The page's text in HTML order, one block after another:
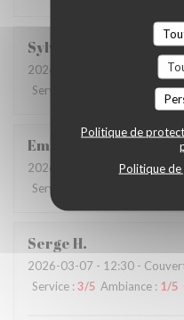
Politique de
Politique de
Sylvie
2026-04-01
- 11:45 -
Service
:5/5
Emile
2026-03-18
- 12:00 -
Service
SergeH
2026-03-07 - 12:30 -
Service : 3/5 Ambiance : 1/5